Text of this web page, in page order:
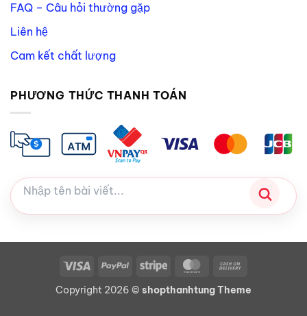
FAQ – Câu hỏi thường gặp
Liên hệ
Cam kết chất lượng
PHƯƠNG THỨC THANH TOÁN
Visa PayPal Stripe MasterCard
Delivery
Copyright 2026 © shopthanhtung Theme